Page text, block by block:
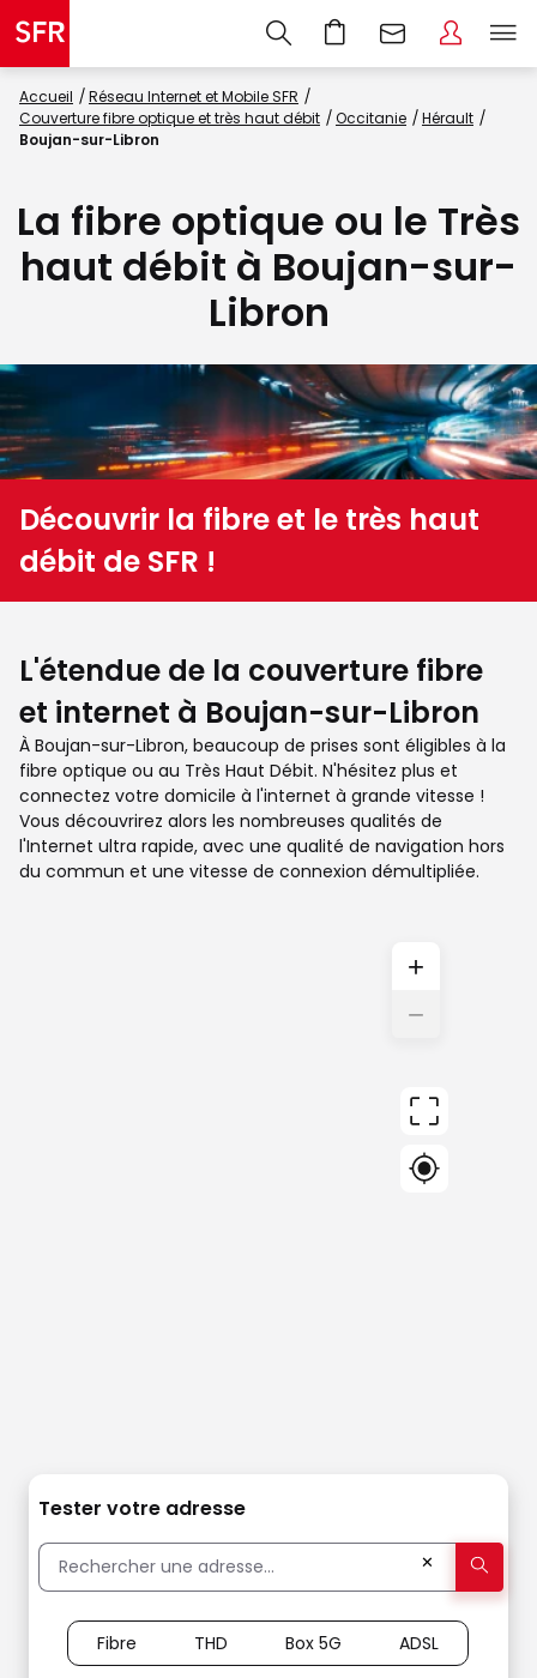
Accueil
Réseau Internet et Mobile SFR
Couverture fibre optique et très haut débit
Occitanie
Hérault
Boujan-sur-Libron
La fibre optique ou le Très
haut débit à Boujan-sur-
Libron
Découvrir la fibre et le très haut
débit de SFR !
L'étendue de la couverture fibre
et internet à Boujan-sur-Libron
À Boujan-sur-Libron, beaucoup de prises sont éligibles à la
fibre optique ou au Très Haut Débit. N'hésitez plus et
connectez votre domicile à l'internet à grande vitesse !
Vous découvrirez alors les nombreuses qualités de
l'Internet ultra rapide, avec une qualité de navigation hors
du commun et une vitesse de connexion démultipliée.
+
−
Tester votre adresse
✕
Fibre THD Box 5G ADSL